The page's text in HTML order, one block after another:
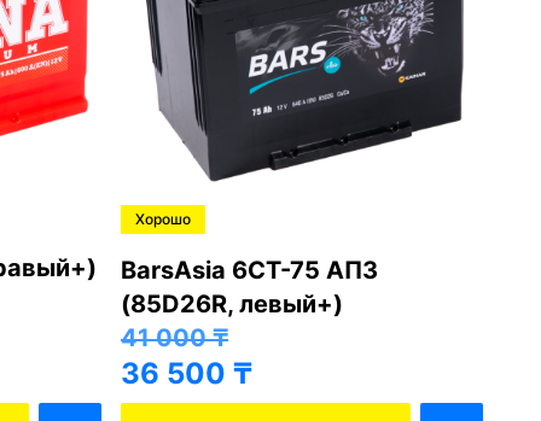
Хорошо
BarsAsia 6СТ-75 АПЗ
(85D26R, левый+)
41 000₸
36 500 ₸